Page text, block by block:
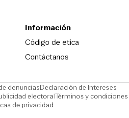
Información
Código de eticaOpens in new
Contáctanos
denunciasOpens in new window
Declaración de Intereses
new windowelectoralOpens in new window
Términos y condiciones
de privacidad